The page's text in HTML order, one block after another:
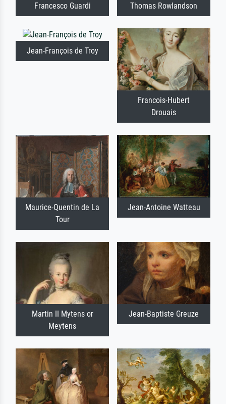
Francesco Guardi Thomas Rowlandson
Jean-François de Troy
Francois-Hubert
Drouais
Maurice-Quentin de La
Tour
Jean-Antoine Watteau
Martin II Mytens or
Meytens
Jean-Baptiste Greuze